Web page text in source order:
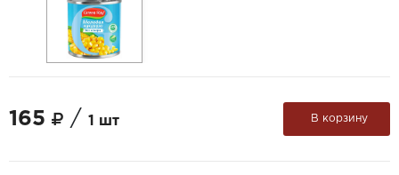
165 / 1 шт В корзину